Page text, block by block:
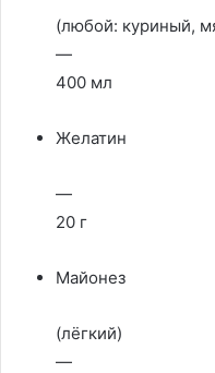
(любой: куриный,
—
400 мл
Желатин
—
20 г
Майонез
(лёгкий)
—